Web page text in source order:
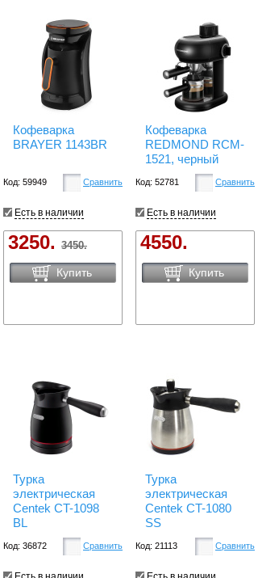
Кофеварка
BRAYER 1143BR
Код: 59949 Сравнить
Есть в наличии
3250. 3450.
Купить
Кофеварка
REDMOND RCM-
1521, черный
Код: 52781 Сравнить
Есть в наличии
4550.
Купить
Турка
электрическая
Centek CT-1098
BL
Код: 36872 Сравнить
Турка
электрическая
Centek CT-1080
SS
Код: 21113 Сравнить